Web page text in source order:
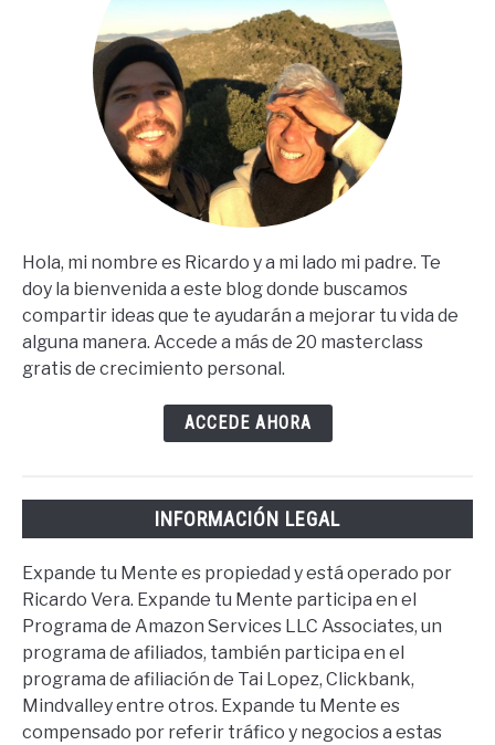
Hola, mi nombre es Ricardo y a mi lado mi padre. Te
doy la bienvenida a este blog donde buscamos
compartir ideas que te ayudarán a mejorar tu vida de
alguna manera. Accede a más de 20 masterclass
gratis de crecimiento personal.
ACCEDE AHORA
INFORMACIÓN LEGAL
Expande tu Mente es propiedad y está operado por
Ricardo Vera. Expande tu Mente participa en el
Programa de Amazon Services LLC Associates, un
programa de afiliados, también participa en el
programa de afiliación de Tai Lopez, Clickbank,
Mindvalley entre otros. Expande tu Mente es
compensado por referir tráfico y negocios a estas